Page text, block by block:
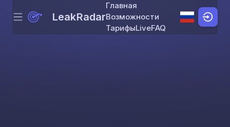
Skip to content
Menu LeakRadar
Главная
Возможности
ТарифыLiveFAQ